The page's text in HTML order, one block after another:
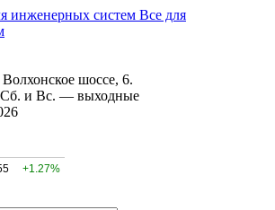
Все для
шоссе, 6.
Сб. и Вс. — выходные
+1.27%